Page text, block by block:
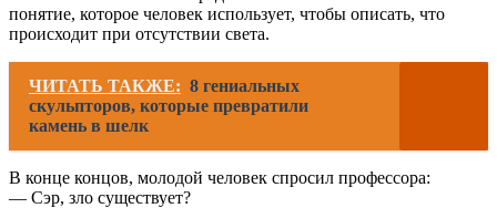
понятие, которое человек использует, чтобы описать, что
происходит при отсутствии света.
ЧИТАТЬ ТАКЖЕ: 8 гениальных
скульпторов, которые превратили
камень в шелк
В конце концов, молодой человек спросил профессора:
— Сэр, зло существует?